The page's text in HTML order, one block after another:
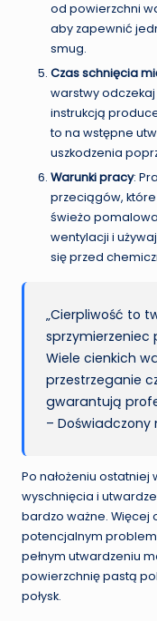
od powierzchni
aby zapewnić
smug.
Czas schnięcia
warstwy odczekaj
instrukcją
to na wstępne
uszkodzenia
Warunki pracy:
przeciągów, które
świeżo
wentylacji i
się przed
„Cierpliwość to
Wiele cienkich
przestrzeganie
gwarantują
–
Po nałożeniu
wyschnięcia i
bardzo ważne. Więcej
potencjalnym
pełnym utwardzeniu
powierzchnię pastą
połysk.